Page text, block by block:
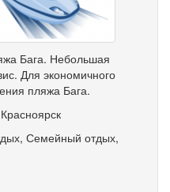
Бага. Небольшая
Для экономичного
пляжа Бага.
Красноярск
, Семейный отдых,